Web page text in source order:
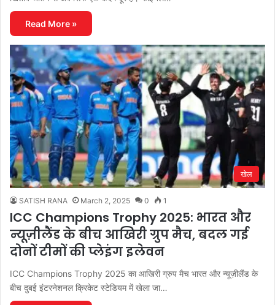
Read More »
खेल
SATISH RANA March 2, 2025 0 1
ICC Champions Trophy 2025: भारत और
न्यूज़ीलैंड के बीच आखिरी ग्रुप मैच, बदल गई
दोनों टीमों की प्लेइंग इलेवन
ICC Champions Trophy 2025 का आखिरी ग्रुप मैच भारत और न्यूज़ीलैंड के
बीच दुबई इंटरनेशनल क्रिकेट स्टेडियम में खेला जा…